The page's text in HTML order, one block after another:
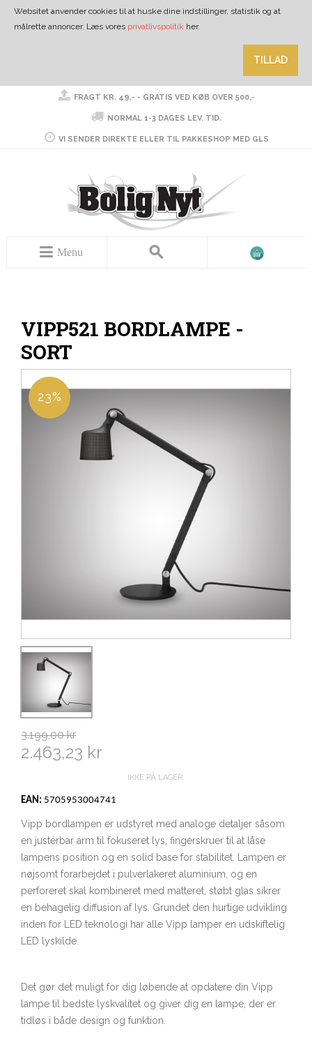
Websitet anvender cookies til at huske dine indstillinger, statistik og at
målrette annoncer. Læs vores privatlivspolitik her.
TILLAD
FRAGT KR. 49,- - GRATIS VED KØB OVER 500,-
NORMAL 1-3 DAGES LEV. TID.
VI SENDER DIREKTE ELLER TIL PAKKESHOP MED GLS
Menu
VIPP521 BORDLAMPE -
SORT
23%
3.199,00 kr
2.463,23 kr
IKKE PÅ LAGER
EAN: 5705953004741
Vipp bordlampen er udstyret med analoge detaljer såsom
en justérbar arm til fokuseret lys, fingerskruer til at låse
lampens position og en solid base for stabilitet. Lampen er
nøjsomt forarbejdet i pulverlakeret aluminium, og en
perforeret skal kombineret med matteret, støbt glas sikrer
en behagelig diffusion af lys. Grundet den hurtige udvikling
inden for LED teknologi har alle Vipp lamper en udskiftelig
LED lyskilde.
Det gør det muligt for dig løbende at opdatere din Vipp
lampe til bedste lyskvalitet og giver dig en lampe, der er
tidløs i både design og funktion.